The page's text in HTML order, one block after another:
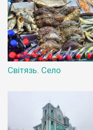
Світязь. Село